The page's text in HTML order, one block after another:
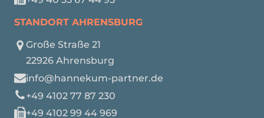
STANDORT AHRENSBURG
Große Straße 21
22926 Ahrensburg
info@hannekum-partner.de
+49 4102 77 87 230
+49 4102 99 44 969